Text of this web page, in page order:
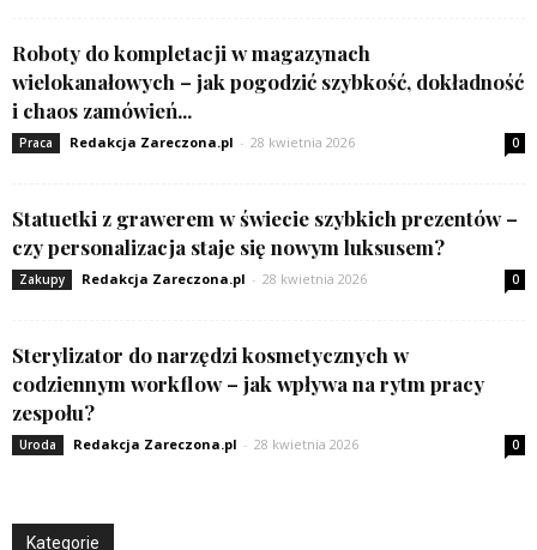
Roboty do kompletacji w magazynach
wielokanałowych – jak pogodzić szybkość, dokładność
i chaos zamówień...
Praca Redakcja Zareczona.pl - 28 kwietnia 2026 0
Statuetki z grawerem w świecie szybkich prezentów –
czy personalizacja staje się nowym luksusem?
Zakupy Redakcja Zareczona.pl - 28 kwietnia 2026 0
Sterylizator do narzędzi kosmetycznych w
codziennym workflow – jak wpływa na rytm pracy
zespołu?
Uroda Redakcja Zareczona.pl - 28 kwietnia 2026 0
Kategorie